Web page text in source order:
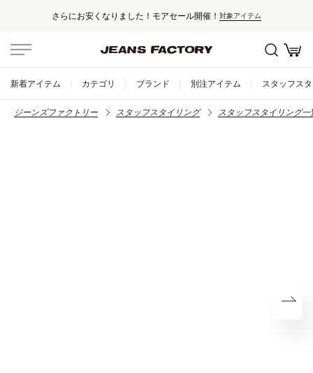
さらにお安くなりました！モアセール開催！ 対象アイテム
新着アイテム カテゴリ ブランド 別注アイテム スタッフス
ジーンズファクトリー スタッフスタイリング スタッフスタイリング一